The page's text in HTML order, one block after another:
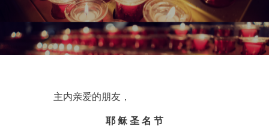
主内亲爱的朋友，
耶 稣 圣 名 节